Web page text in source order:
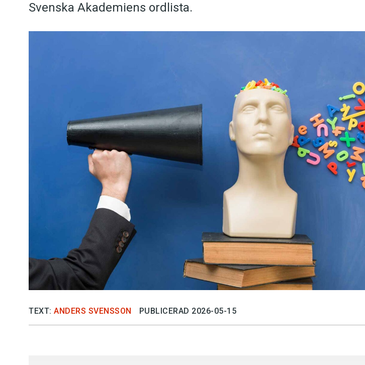
Bokrecensioner
Anmäl till språkpolisen
Föreslå nyord
Annonsera
Läs Språktidningen digitalt
Svenska Akademiens ordlista.
TEXT: ANDERS SVENSSON PUBLICERAD 2026-05-15